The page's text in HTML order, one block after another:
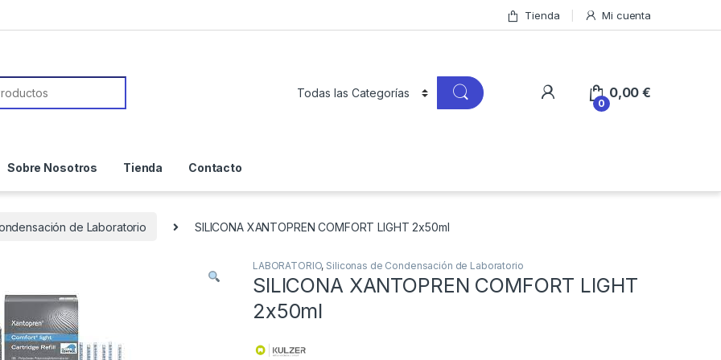
Tienda Mi cuenta
0
0,00€
Sobre Nosotros Tienda Contacto
de Laboratorio SILICONA XANTOPREN COMFORT LIGHT 2x50ml
LABORATORIO, Siliconas de Condensación de Laboratorio
SILICONA XANTOPREN COMFORT LIGHT
2x50ml